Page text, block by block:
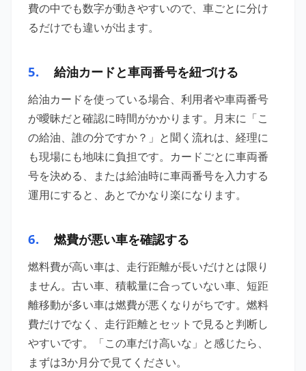
費の中でも数字が動きやすいので、車ごとに分け
るだけでも違いが出ます。
5. 給油カードと車両番号を紐づける
給油カードを使っている場合、利用者や車両番号
が曖昧だと確認に時間がかかります。月末に「こ
の給油、誰の分ですか？」と聞く流れは、経理に
も現場にも地味に負担です。カードごとに車両番
号を決める、または給油時に車両番号を入力する
運用にすると、あとでかなり楽になります。
6. 燃費が悪い車を確認する
燃料費が高い車は、走行距離が長いだけとは限り
ません。古い車、積載量に合っていない車、短距
離移動が多い車は燃費が悪くなりがちです。燃料
費だけでなく、走行距離とセットで見ると判断し
やすいです。「この車だけ高いな」と感じたら、
まずは3か月分で見てください。